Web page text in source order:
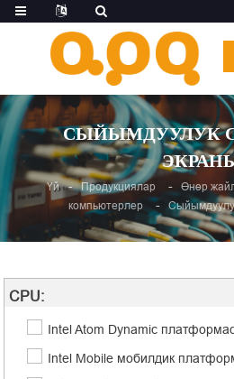
СЫЙЫМДУУЛУК
Үй Продукциялар
Өнөр
компьютерлер
CPU:
Intel Atom Dynamic
Intel Mobile мобилдик